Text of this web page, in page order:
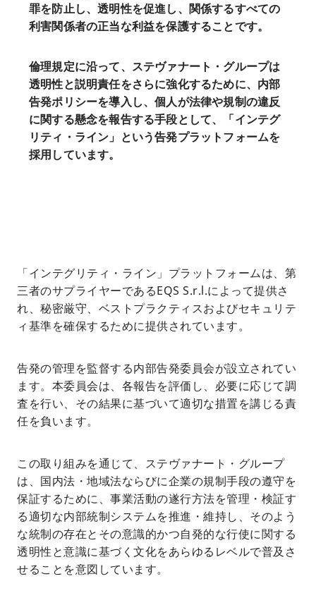
罪を防止し、透明性を促進し、関係するすべての
利害関係者の正当な利益を保護することです。
倫理規定に沿って、ステヴァナート・グループは
透明性と説明責任をさらに強化するために、内部
告発ポリシーを導入し、個人が法律や規制の違反
に関する懸念を報告する手段として、「インテグ
リティ・ライン」という告発プラットフォームを
採用しています。
「インテグリティ・ライン」プラットフォームは、第
三者のサプライヤーであるEQS S.r.l.によって提供さ
れ、秘密厳守、ベストプラクティスおよびセキュリテ
ィ基準を確保するために提供されています。
告発の管理を監督する内部告発委員会が設立されてい
ます。本委員会は、各報告を評価し、必要に応じて調
査を行い、その結果に基づいて適切な措置を講じる責
任を負います。
この取り組みを通じて、ステヴァナート・グループ
は、国内法・地域法ならびに企業の規制手段の遵守を
保証するために、事業活動の遂行方法を管理・検証す
る適切な内部統制システムを推進・維持し、そのよう
な統制の存在とその意識的かつ自発的な行使に関する
透明性と意識に基づく文化をあらゆるレベルで普及さ
せることを意図しています。